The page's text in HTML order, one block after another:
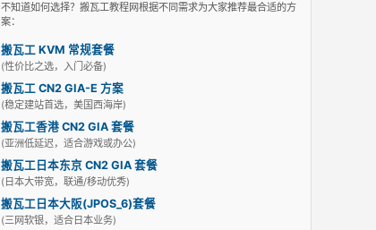
不知道如何选择？搬瓦工教程网根据不同需求为大家推荐最合适的方
案：
搬瓦工 KVM 常规套餐
(性价比之选，入门必备)
搬瓦工 CN2 GIA-E 方案
(稳定建站首选，美国西海岸)
搬瓦工香港 CN2 GIA 套餐
(亚洲低延迟，适合游戏或办公)
搬瓦工日本东京 CN2 GIA 套餐
(日本大带宽，联通/移动优秀)
搬瓦工日本大阪(JPOS_6)套餐
(三网软银，适合日本业务)